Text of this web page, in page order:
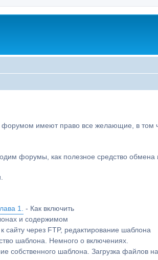
форумом имеют право все желающие, в том
форумы, как полезное средство
1.
- Как включить
и содержимом
сайту через FTP, редактирование шаблона
шаблона. Немного о включениях.
собственного шаблона. Загрузка файлов